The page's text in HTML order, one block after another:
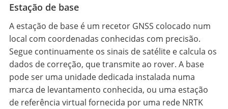
Estação de base
A estação de base é um recetor GNSS colocado num
local com coordenadas conhecidas com precisão.
Segue continuamente os sinais de satélite e calcula os
dados de correção, que transmite ao rover. A base
pode ser uma unidade dedicada instalada numa
marca de levantamento conhecida, ou uma estação
de referência virtual fornecida por uma rede NRTK